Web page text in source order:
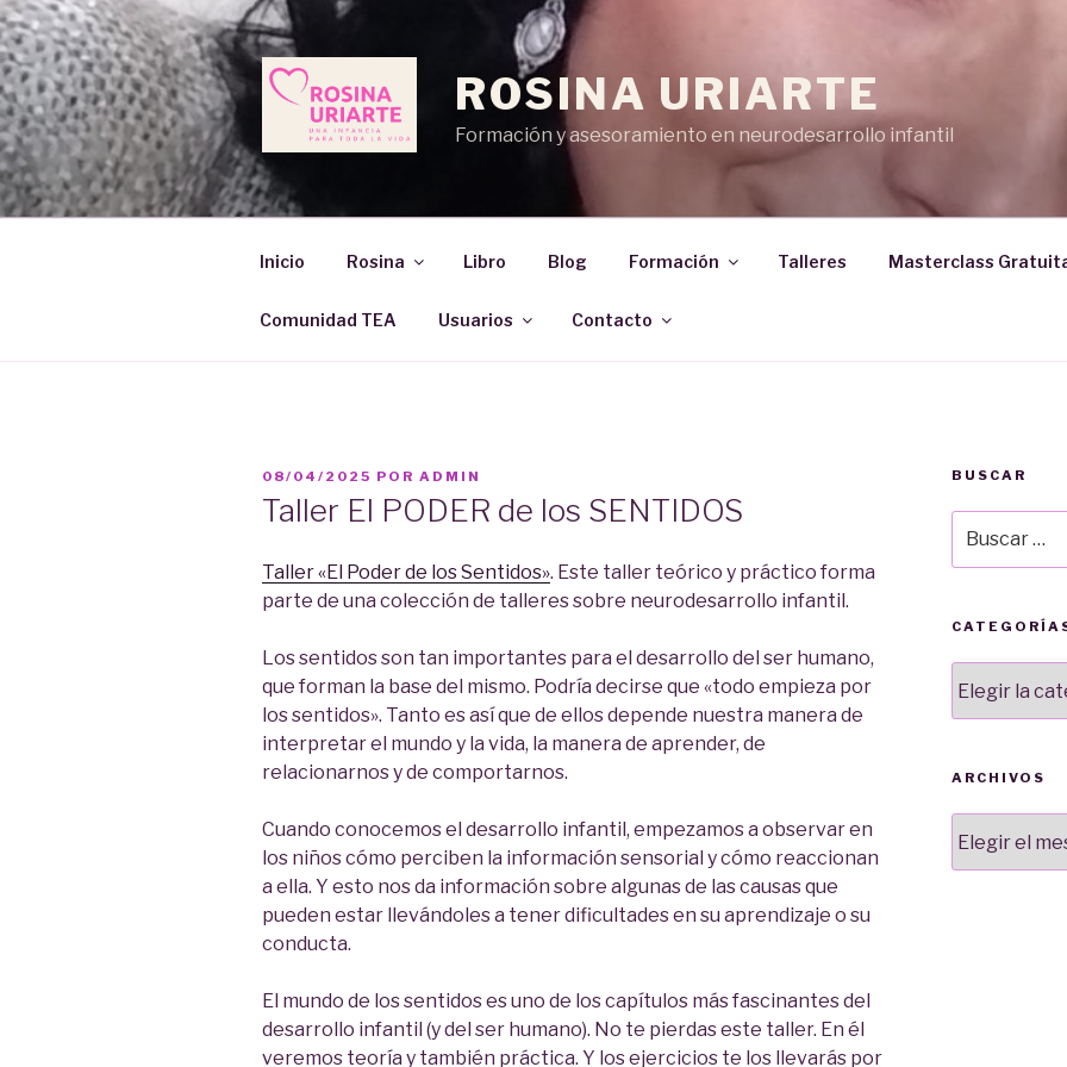
Saltar
al
contenido
ROSINA URIARTE
Formación y asesoramiento en neurodesarrollo infantil
Inicio Rosina Libro Blog Formación Talleres Masterclass
Comunidad TEA Usuarios Contacto
PUBLICADO
08/04/2025 POR ADMIN
Taller El PODER de los SENTIDOS
Taller «El Poder de los Sentidos». Este taller teórico y práctico forma
parte de una colección de talleres sobre neurodesarrollo infantil.
Los sentidos son tan importantes para el desarrollo del ser humano,
que forman la base del mismo. Podría decirse que «todo empieza por
los sentidos». Tanto es así que de ellos depende nuestra manera de
interpretar el mundo y la vida, la manera de aprender, de
relacionarnos y de comportarnos.
Cuando conocemos el desarrollo infantil, empezamos a observar en
los niños cómo perciben la información sensorial y cómo reaccionan
a ella. Y esto nos da información sobre algunas de las causas que
pueden estar llevándoles a tener dificultades en su aprendizaje o su
conducta.
El mundo de los sentidos es uno de los capítulos más fascinantes del
desarrollo infantil (y del ser humano). No te pierdas este taller. En él
veremos teoría y también práctica. Y los ejercicios te los llevarás por
BUSCAR
por:
ARCHIVOS